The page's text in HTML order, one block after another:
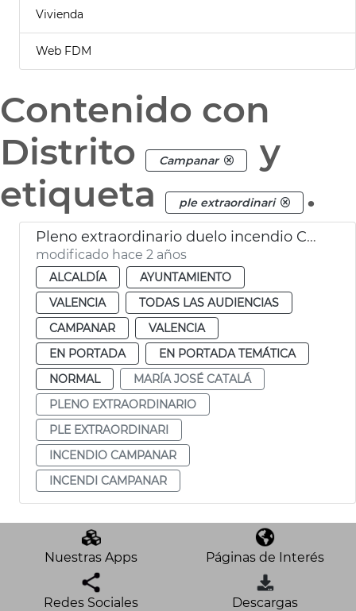
Vivienda
Web FDM
Contenido con
Distrito
Campanar
y
etiqueta
ple extraordinari .
Pleno extraordinario duelo incendio Campanar
modificado hace 2 años
ALCALDÍA
AYUNTAMIENTO
VALENCIA
TODAS LAS AUDIENCIAS
CAMPANAR
VALENCIA
EN PORTADA
EN PORTADA TEMÁTICA
NORMAL
MARÍA JOSÉ CATALÁ
PLENO EXTRAORDINARIO
PLE EXTRAORDINARI
INCENDIO CAMPANAR
INCENDI CAMPANAR
Nuestras Apps Páginas de Interés
Redes Sociales Descargas